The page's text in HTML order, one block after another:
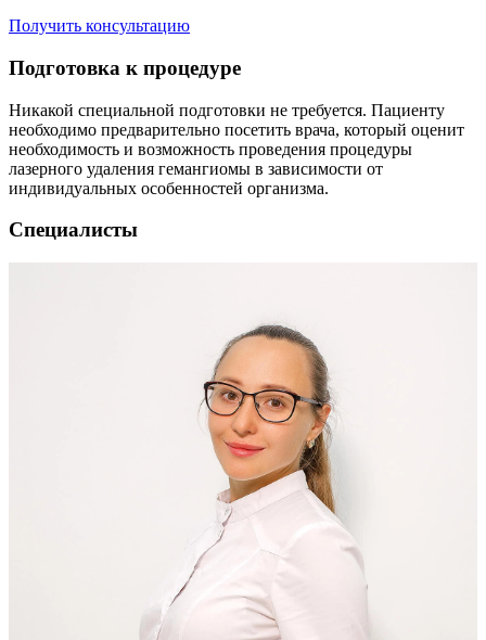
Получить консультацию
Подготовка к процедуре
Никакой специальной подготовки не требуется. Пациенту
необходимо предварительно посетить врача, который оценит
необходимость и возможность проведения процедуры
лазерного удаления гемангиомы в зависимости от
индивидуальных особенностей организма.
Специалисты